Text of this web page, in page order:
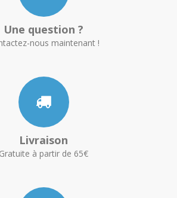
Une question ?
nous maintenant !
Livraison
Gratuite à partir de 65€